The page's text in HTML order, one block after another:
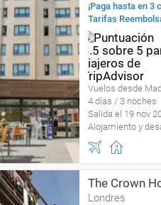
¡Paga hasta en
Tarifas
Vuelos desde
4 días / 3 noches
Salida el 19 nov
Alojamiento y
The Crown
Londres